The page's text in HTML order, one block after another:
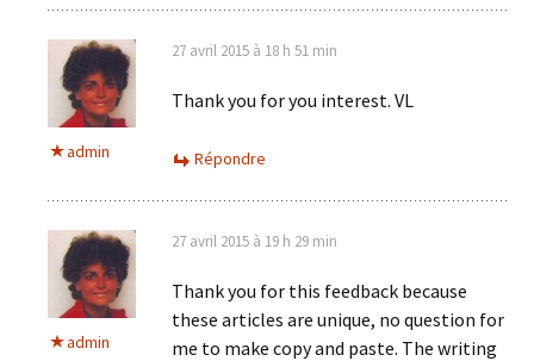
admin
27 avril 2015 à 18 h 51 min
Thank you for you interest. VL
Répondre
admin
27 avril 2015 à 19 h 29 min
Thank you for this feedback because
these articles are unique, no question for
me to make copy and paste. The writing